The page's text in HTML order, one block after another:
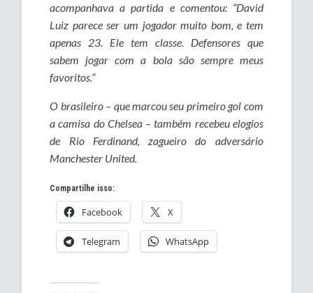
acompanhava a partida e comentou: “David
Luiz parece ser um jogador muito bom, e tem
apenas 23. Ele tem classe. Defensores que
sabem jogar com a bola são sempre meus
favoritos.”
O brasileiro – que marcou seu primeiro gol com
a camisa do Chelsea – também recebeu elogios
de Rio Ferdinand, zagueiro do adversário
Manchester United.
Compartilhe isso:
Facebook X
Telegram WhatsApp